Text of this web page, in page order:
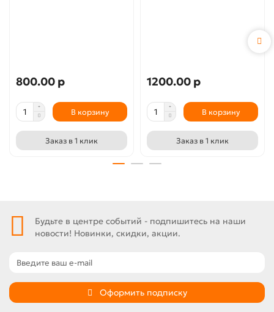
800.00 р
В корзину
Заказ в 1 клик
1200.00 р
В корзину
Заказ в 1 клик
Будьте в центре событий - подпишитесь на наши
новости! Новинки, скидки, акции.
Оформить подписку